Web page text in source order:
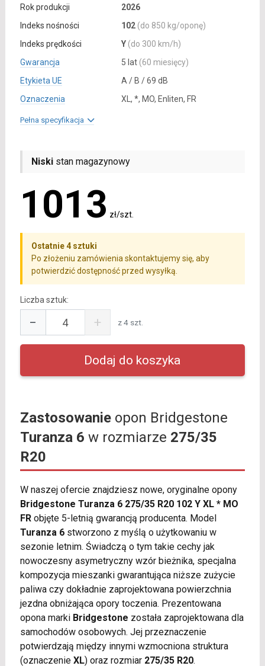
Rok produkcji
2026
Indeks nośności
102 (do 850 kg/oponę)
Indeks prędkości
Y (do 300 km/h)
Gwarancja
5 lat (60 miesięcy)
Etykieta UE
A / B / 69 dB
Oznaczenia
XL, *, MO, Enliten, FR
Pełna specyfikacja
Niskistan magazynowy
1013 zł/szt.
Ostatnie 4 sztuki
Po złożeniu zamówienia skontaktujemy się, aby
potwierdzić dostępność przed wysyłką.
Liczba sztuk:
− + z 4 szt.
Zastosowanieopon Bridgestone
Turanza 6 w rozmiarze 275/35
R20
W naszej ofercie znajdziesz nowe, oryginalne opony
Bridgestone Turanza 6 275/35 R20 102 Y XL * MO
FRobjęte 5-letnią gwarancją producenta. Model
Turanza 6stworzono z myślą o użytkowaniu w
sezonie letnim. Świadczą o tym takie cechy jak
nowoczesny asymetryczny wzór bieżnika, specjalna
kompozycja mieszanki gwarantująca niższe zużycie
paliwa czy dokładnie zaprojektowana powierzchnia
jezdna obniżająca opory toczenia. Prezentowana
opona marki Bridgestone została zaprojektowana dla
samochodów osobowych. Jej przeznaczenie
potwierdzają między innymi wzmocniona struktura
(oznaczenie XL) oraz rozmiar 275/35 R20.